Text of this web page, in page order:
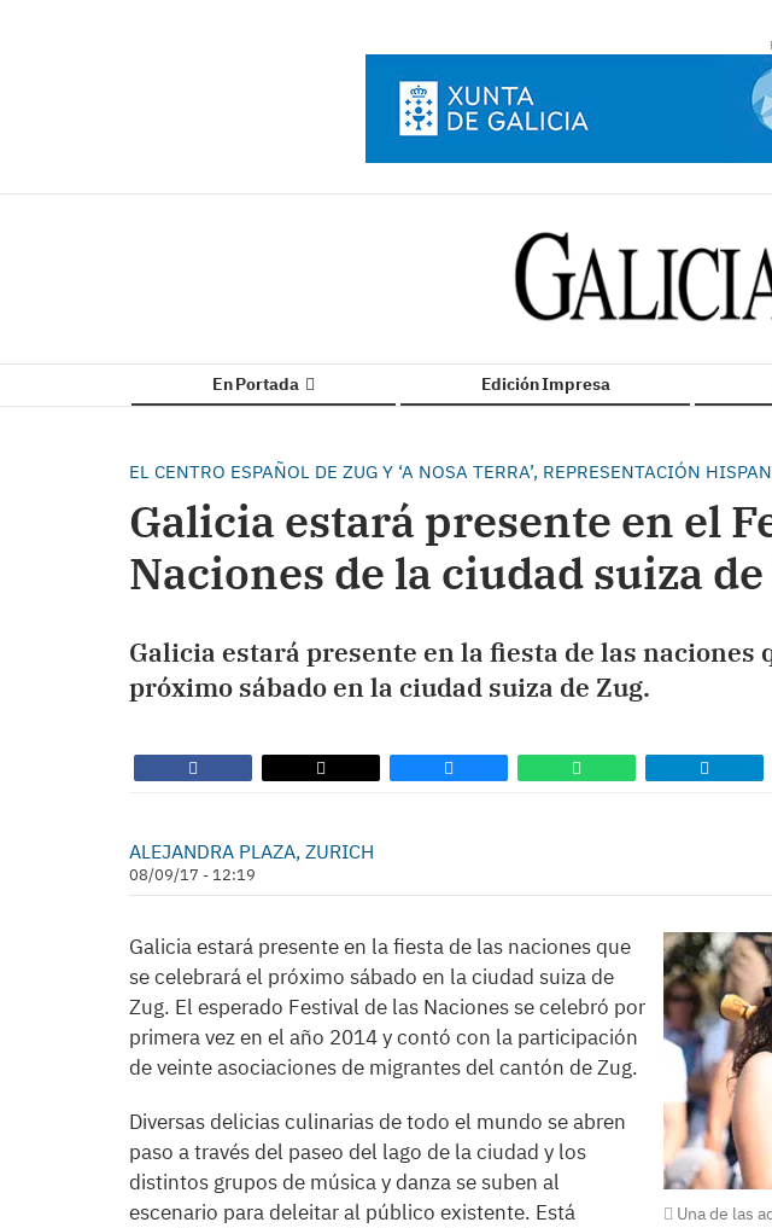
En Portada Edición Impresa
EL CENTRO ESPAÑOL DE ZUG Y ‘A NOSA TERRA’, REPRESENTACIÓN
Galicia estará presente en el
Naciones de la ciudad suiza
Galicia estará presente en la fiesta de las naciones
próximo sábado en la ciudad suiza de Zug.
ALEJANDRA PLAZA, ZURICH
08/09/17 - 12:19
Una de las
Galicia estará presente en la fiesta de las naciones que
se celebrará el próximo sábado en la ciudad suiza de
Zug. El esperado Festival de las Naciones se celebró por
primera vez en el año 2014 y contó con la participación
de veinte asociaciones de migrantes del cantón de Zug.
Diversas delicias culinarias de todo el mundo se abren
paso a través del paseo del lago de la ciudad y los
distintos grupos de música y danza se suben al
escenario para deleitar al público existente. Está